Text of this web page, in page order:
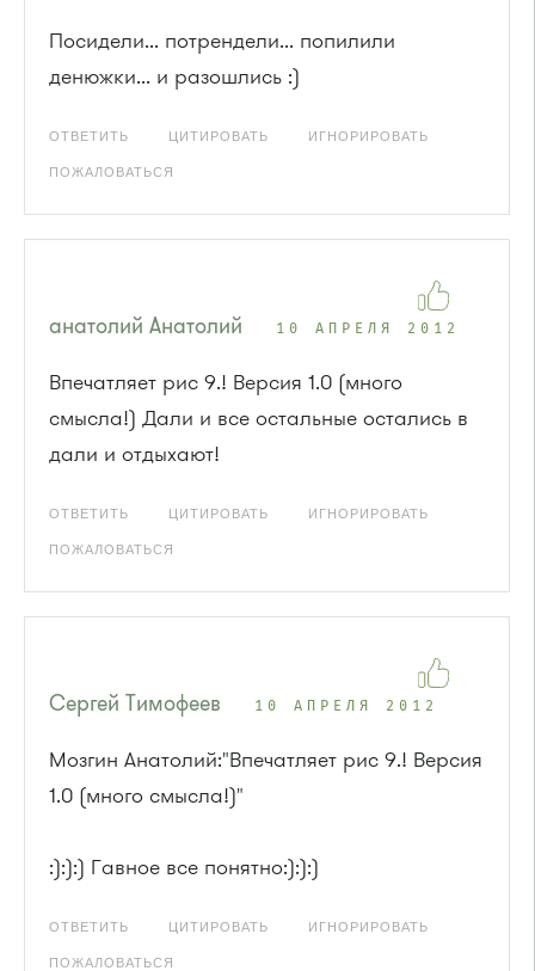
Посидели... потрендели... попилили
денюжки... и разошлись :)
ОТВЕТИТЬ ЦИТИРОВАТЬ ИГНОРИРОВАТЬ
ПОЖАЛОВАТЬСЯ
анатолий Анатолий 10 АПРЕЛЯ 2012
Впечатляет рис 9.! Версия 1.0 (много
смысла!) Дали и все остальные остались в
дали и отдыхают!
ОТВЕТИТЬ ЦИТИРОВАТЬ ИГНОРИРОВАТЬ
ПОЖАЛОВАТЬСЯ
Сергей Тимофеев 10 АПРЕЛЯ 2012
Мозгин Анатолий:"Впечатляет рис 9.! Версия
1.0 (много смысла!)"
:):):) Гавное все понятно:):):)
ОТВЕТИТЬ ЦИТИРОВАТЬ ИГНОРИРОВАТЬ
ПОЖАЛОВАТЬСЯ